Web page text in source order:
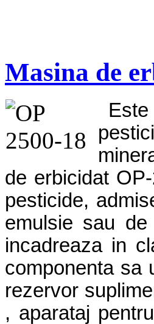
Masina de
de erbicidat
pesticide,
emulsie sau
incadreaza in
componenta sa
rezervor
, aparataj